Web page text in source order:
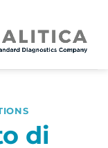
di